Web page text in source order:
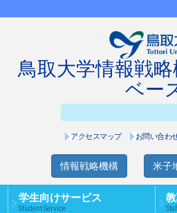
鳥取大学情報戦
ベー
アクセスマップ お問い合わ
情報戦略機構 米子
学生向けサービス
Student Service